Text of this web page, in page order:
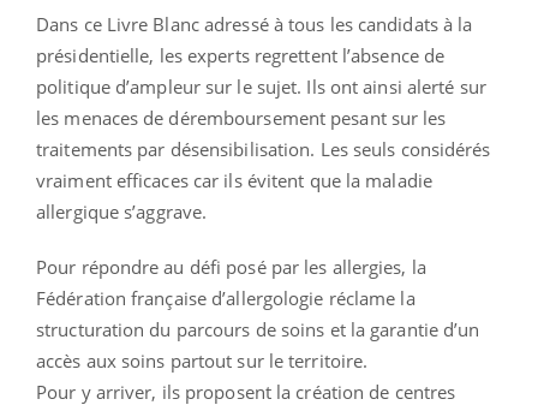
Dans ce Livre Blanc adressé à tous les candidats à la
présidentielle, les experts regrettent l’absence de
politique d’ampleur sur le sujet. Ils ont ainsi alerté sur
les menaces de déremboursement pesant sur les
traitements par désensibilisation. Les seuls considérés
vraiment efficaces car ils évitent que la maladie
allergique s’aggrave.
Pour répondre au défi posé par les allergies, la
Fédération française d’allergologie réclame la
structuration du parcours de soins et la garantie d’un
accès aux soins partout sur le territoire.
Pour y arriver, ils proposent la création de centres